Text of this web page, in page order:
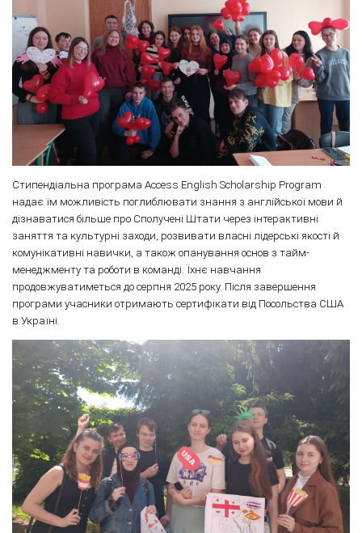
Стипендіальна програма Access English Scholarship Program
надає їм можливість поглиблювати знання з англійської мови й
дізнаватися більше про Сполучені Штати через інтерактивні
заняття та культурні заходи, розвивати власні лідерські якості й
комунікативні навички, а також опанування основ з тайм-
менеджменту та роботи в команді. Їхнє навчання
продовжуватиметься до серпня 2025 року. Після завершення
програми учасники отримають сертифікати від Посольства США
в Україні.